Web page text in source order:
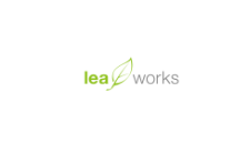
公式スポンサー